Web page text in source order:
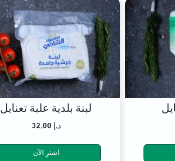
لبنة بلدية علبة تعنايل
32.00 د.إ
اشترِ الآن